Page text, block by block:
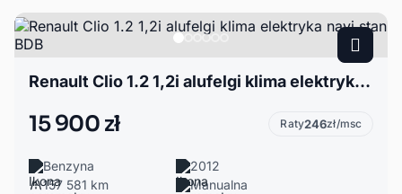
Renault Clio 1.2 1,2i alufelgi klima elektryka navi stan BDB
15 900 zł Raty246zł/msc
Benzyna
2012
157 581 km
Manualna